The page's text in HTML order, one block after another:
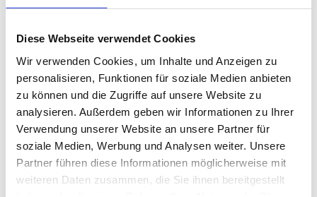
Diese Webseite verwendet Cookies
Wir verwenden Cookies, um Inhalte und Anzeigen zu
personalisieren, Funktionen für soziale Medien anbieten
zu können und die Zugriffe auf unsere Website zu
analysieren. Außerdem geben wir Informationen zu Ihrer
Verwendung unserer Website an unsere Partner für
soziale Medien, Werbung und Analysen weiter. Unsere
Partner führen diese Informationen möglicherweise mit
weiteren Daten zusammen, die Sie ihnen bereitgestellt
und gleichzeitig das Wirtschaftswachstum zu
erhalten, das notwendig ist, um unsere
humanitären Ziele zu erreichen.
Das ist eine spannende Zeit für Rotary, jetzt, wo
uns die Welt am dringendsten braucht. Wenn
wir uns engagieren, um Leben zu verändern,
verändern wir uns selbst. Wir werden immer
mehr zu einer verändernden Kraft in der Welt.